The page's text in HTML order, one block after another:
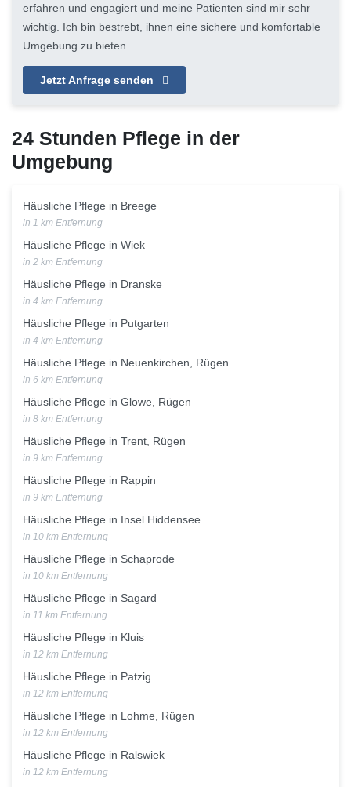
erfahren und engagiert und meine Patienten sind mir sehr
wichtig. Ich bin bestrebt, ihnen eine sichere und komfortable
Umgebung zu bieten.
Jetzt Anfrage senden
24 Stunden Pflege in der
Umgebung
Häusliche Pflege in Breege
in 1 km Entfernung
Häusliche Pflege in Wiek
in 2 km Entfernung
Häusliche Pflege in Dranske
in 4 km Entfernung
Häusliche Pflege in Putgarten
in 4 km Entfernung
Häusliche Pflege in Neuenkirchen, Rügen
in 6 km Entfernung
Häusliche Pflege in Glowe, Rügen
in 8 km Entfernung
Häusliche Pflege in Trent, Rügen
in 9 km Entfernung
Häusliche Pflege in Rappin
in 9 km Entfernung
Häusliche Pflege in Insel Hiddensee
in 10 km Entfernung
Häusliche Pflege in Schaprode
in 10 km Entfernung
Häusliche Pflege in Sagard
in 11 km Entfernung
Häusliche Pflege in Kluis
in 12 km Entfernung
Häusliche Pflege in Patzig
in 12 km Entfernung
Häusliche Pflege in Lohme, Rügen
in 12 km Entfernung
Häusliche Pflege in Ralswiek
in 12 km Entfernung